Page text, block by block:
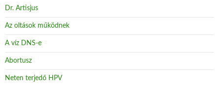
Dr. Artisjus
Az oltások működnek
A víz DNS-e
Abortusz
Neten terjedő HPV